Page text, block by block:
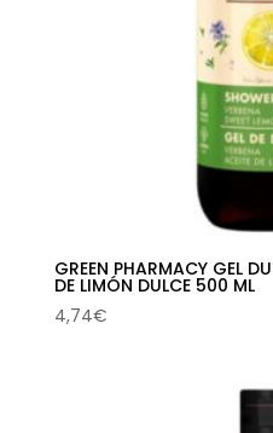
GREEN PHARMACY GEL
DE LIMÓN DULCE 500 ML
4,74€